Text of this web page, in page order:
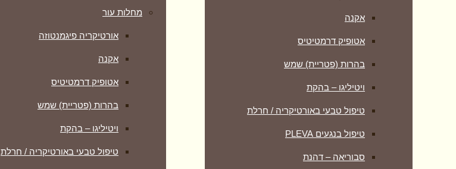
אקנה
אטופיק דרמטיטיס
בהרות (פטריית) שמש
ויטיליגו – בהקת
טיפול טבעי באורטיקריה / חרלת
טיפול בנגעים PLEVA
סבוריאה – דהנת
מחלות עור
אורטיקריה פיגמנטוזה
אקנה
אטופיק דרמטיטיס
בהרות (פטריית) שמש
ויטיליגו – בהקת
טיפול טבעי באורטיקריה / חרלת